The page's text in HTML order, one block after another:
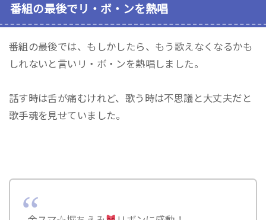
番組の最後でリ・ボ・ンを熱唱
番組の最後では、もしかしたら、もう歌えなくなるかも
しれないと言いリ・ボ・ンを熱唱しました。
話す時は舌が痛むけれど、歌う時は不思議と大丈夫だと
歌手魂を見せていました。